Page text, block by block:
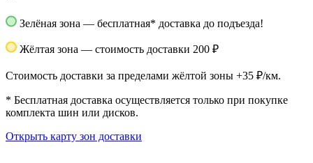
Зелёная зона — бесплатная* доставка до подъезда!
Жёлтая зона — стоимость доставки 200 ₽
Стоимость доставки за пределами жёлтой зоны +35 ₽/км.
* Бесплатная доставка осуществляется только при покупке
комплекта шин или дисков.
Открыть карту зон доставки